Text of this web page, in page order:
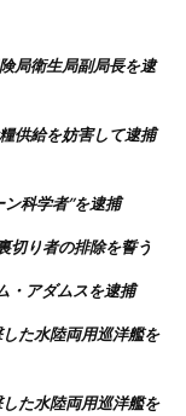
局衛生局副局長を逮
供給を妨害して逮捕
科学者”を逮捕
切り者の排除を誓う
・アダムスを逮捕
た水陸両用巡洋艦を
た水陸両用巡洋艦を